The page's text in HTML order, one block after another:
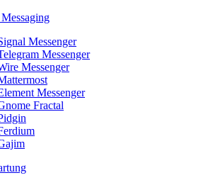
Messenger
Messenger
Messenger
Messenger
Fractal